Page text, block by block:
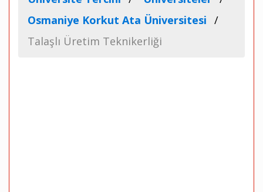
Osmaniye Korkut Ata Üniversitesi
Talaşlı Üretim Teknikerliği